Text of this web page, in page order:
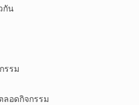
กัน
รรม
ลอดกิจกรรม